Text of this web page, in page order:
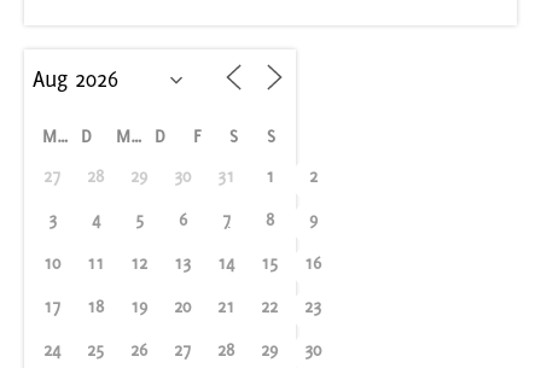
M D M D F S
S
27
28 29 30 31 1 2
3 4 5 6 7 8 9
10 11 12 13 14 15 16
17 18 19 20 21 22 23
24 25 26 27 28 29 30